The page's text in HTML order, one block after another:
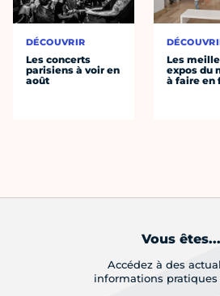
DÉCOUVRIR
Les concerts
parisiens à voir en
août
Les
expos du
à faire en
Vous êtes...
Accédez à des
informations pratiques